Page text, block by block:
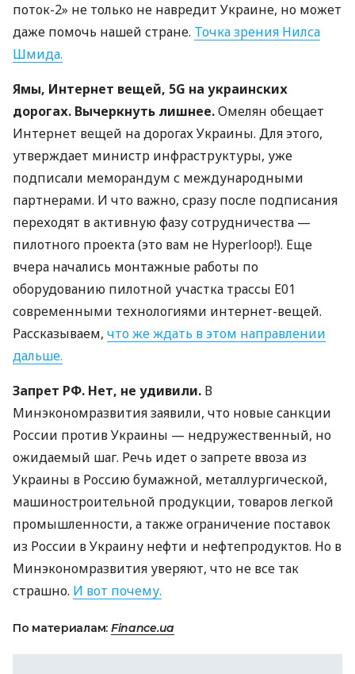
поток-2» не только не навредит Украине, но может
даже помочь нашей стране. Точка зрения Нилса
Шмида.
Ямы, Интернет вещей, 5G на украинских
дорогах. Вычеркнуть лишнее.Омелян обещает
Интернет вещей на дорогах Украины. Для этого,
утверждает министр инфраструктуры, уже
подписали меморандум с международными
партнерами. И что важно, сразу после подписания
переходят в активную фазу сотрудничества —
пилотного проекта (это вам не Hyperloop!). Еще
вчера начались монтажные работы по
оборудованию пилотной участка трассы Е01
современными технологиями интернет-вещей.
Рассказываем, что же ждать в этом направлении
дальше.
Запрет РФ. Нет, не удивили. В
Минэкономразвития заявили, что новые санкции
России против Украины — недружественный, но
ожидаемый шаг. Речь идет о запрете ввоза из
Украины в Россию бумажной, металлургической,
машиностроительной продукции, товаров легкой
промышленности, а также ограничение поставок
из России в Украину нефти и нефтепродуктов. Но в
Минэкономразвития уверяют, что не все так
страшно. И вот почему.
По материалам: Finance.ua